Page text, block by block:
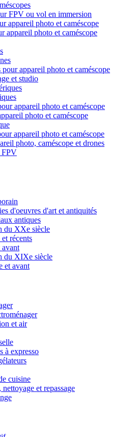
FPV ou vol en immersion
appareil photo et caméscope
appareil photo et caméscope
pour appareil photo et caméscope
et studio
appareil photo et caméscope
photo et caméscope
appareil photo et caméscope
photo, caméscope et drones
FPV
d'oeuvres d'art et antiquités
antiques
du XXe siècle
récents
du XIXe siècle
et avant
et air
à expresso
cuisine
et repassage